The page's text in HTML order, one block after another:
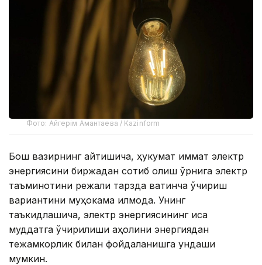
Фото: Айгерім Амантаева / Kazinform
Бош вазирнинг айтишича, ҳукумат қиммат электр
энергиясини биржадан сотиб олиш ўрнига электр
таъминотини режали тарзда вақтинча ўчириш
вариантини муҳокама қилмоқда. Унинг
таъкидлашича, электр энергиясининг қисқа
муддатга ўчирилиши аҳолини энергиядан
тежамкорлик билан фойдаланишга ундаши
мумкин.